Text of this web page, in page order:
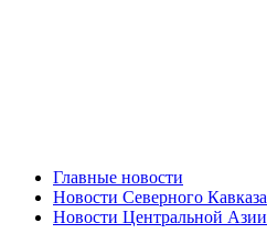
Главные новости
Новости Северного Кавказа
Новости Центральной Азии